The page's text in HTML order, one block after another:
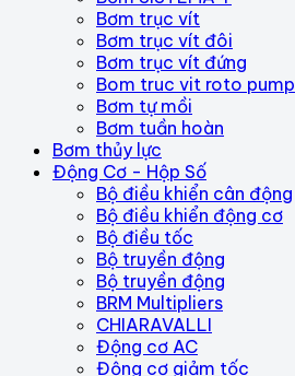
Bơm trục vít
Bơm trục vít đôi
Bơm trục vít đứng
Bom truc vit roto pump
Bơm tự mồi
Bơm tuần hoàn
Bơm thủy lực
Động Cơ - Hộp Số
Bộ điều khiển cân động
Bộ điều khiển động cơ
Bộ điều tốc
Bộ truyền động
Bộ truyền động
BRM Multipliers
CHIARAVALLI
Động cơ AC
Động cơ giảm tốc